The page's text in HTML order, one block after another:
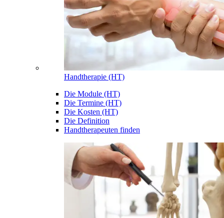
Handtherapie (HT)
Die Module (HT)
Die Termine (HT)
Die Kosten (HT)
Die Definition
Handtherapeuten finden